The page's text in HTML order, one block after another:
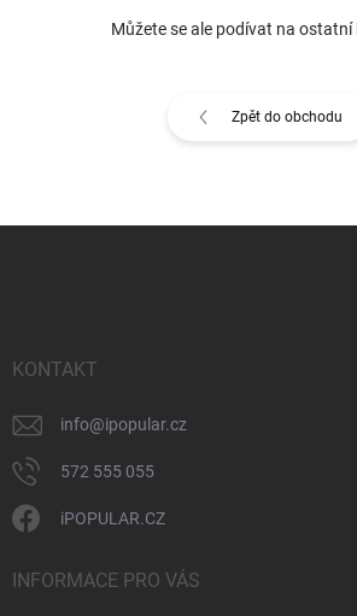
Můžete se ale podívat na ostatní
Zpět do obchodu
KONTAKT
info@ipopular.cz
572 555 055
iPOPULAR.CZ
INFORMACE PRO VÁS